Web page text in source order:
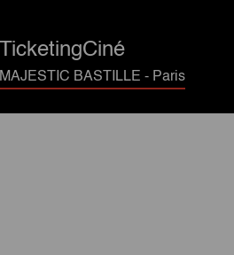
TicketingCiné
MAJESTIC BASTILLE - Paris